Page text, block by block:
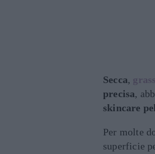
Secca,
precisa,
skincare
Per molte
superficie